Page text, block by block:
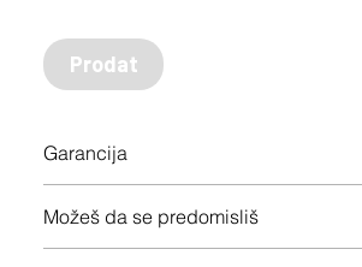
Prodat
Garancija
Možeš da se predomisliš